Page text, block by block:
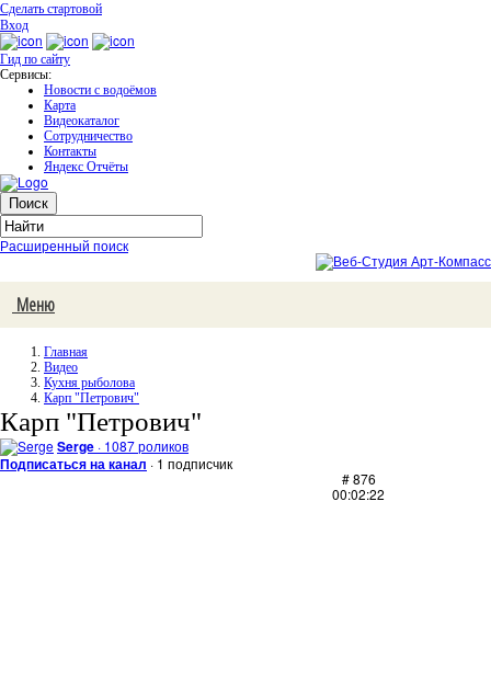
Сделать стартовой
Вход
Гид по сайту
Сервисы:
Новости с водоёмов
Карта
Видеокаталог
Сотрудничество
Контакты
Яндекс Отчёты
Расширенный поиск
Меню
Главная
Видео
Кухня рыболова
Карп "Петрович"
Карп "Петрович"
Serge · 1087 роликов
Подписаться на канал · 1 подписчик
# 876
00:02:22